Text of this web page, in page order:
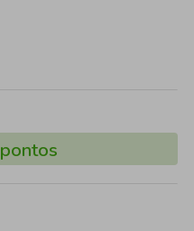
pontos